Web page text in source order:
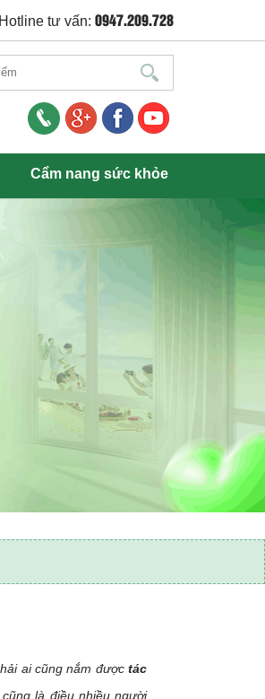
Hotline tư vấn: 0947.209.728
Cẩm nang sức khỏe
ai cũng nắm được tác
là điều nhiều người